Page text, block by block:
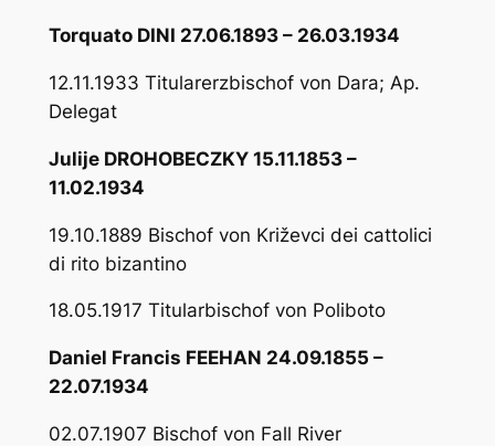
Torquato DINI 27.06.1893 – 26.03.1934
12.11.1933 Titularerzbischof von Dara; Ap.
Delegat
Julije DROHOBECZKY 15.11.1853 –
11.02.1934
19.10.1889 Bischof von Križevci dei cattolici
di rito bizantino
18.05.1917 Titularbischof von Poliboto
Daniel Francis FEEHAN 24.09.1855 –
22.07.1934
02.07.1907 Bischof von Fall River